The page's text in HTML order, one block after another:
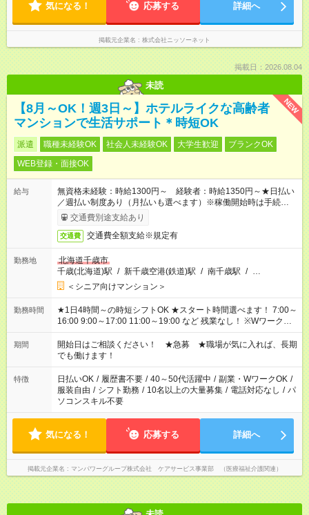
気になる！ 応募する 詳細へ
掲載元企業名 株式会社ニッソーネット
掲載日：2026.08.04
未読
NEW
【8月～OK！週3日～】ホテルライクな高齢者
マンションで生活サポート＊時短OK
派遣 職種未経験OK 社会人未経験OK 大学生歓迎
ブランクOK
WEB登録・面接OK
給与
無資格未経験：時給1300円～ 経験者：時給1350円～★日払い
／週払い制度あり（月払いも選べます）※稼働開始時は手続き完
了次第のお支払いとなります。
交通費別途支給あり
交通費 交通費全額支給※規定有
勤務地
北海道千歳市
千歳(北海道)駅 / 新千歳空港(鉄道)駅 / 南千歳駅 / …
＜シニア向けマンション＞
勤務時間
★1日4時間～の時短シフトOK ★スタート時間選べます！ 7:00～
16:00 9:00～17:00 11:00～19:00 など 残業なし！ ※Wワークの
場合、他のお仕事と合わせ週40時間超の就業はご案内できませ
ん ※法令に基づき、週20時間以上勤務は社会保険への加入対象
となります ※労働者派遣法（日雇い派遣の原則禁止）により、
短時間・短期間の就業はご案内が難しい場合があります
期間
開始日はご相談ください！ ★急募 ★職場が気に入れば、長期
でも働けます！
特徴 日払いOK / 履歴書不要 / 40～50代活躍中 / 副業・WワークOK /
服装自由 / シフト勤務 / 10名以上の大量募集 / 電話対応なし / パ
ソコンスキル不要
気になる！ 応募する 詳細へ
掲載元企業名 マンパワーグループ株式会社 ケアサービス事業部 （医療福祉介護関連）